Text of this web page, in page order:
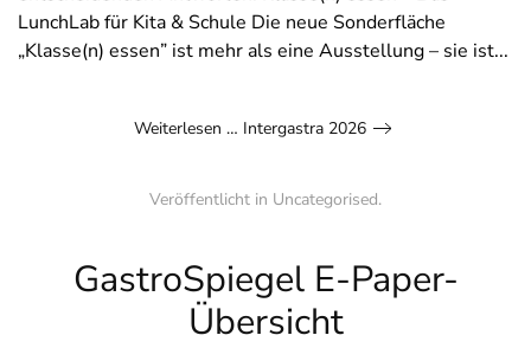
LunchLab für Kita & Schule Die neue Sonderfläche
„Klasse(n) essen” ist mehr als eine Ausstellung – sie ist...
Weiterlesen … Intergastra 2026
Veröffentlicht in Uncategorised.
GastroSpiegel E-Paper-
Übersicht